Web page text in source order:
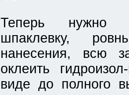
Теперь нужно
шпаклевку,
нанесения, всю
оклеить
виде до полного